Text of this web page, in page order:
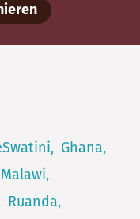
Ghana
Malawi
Ruanda